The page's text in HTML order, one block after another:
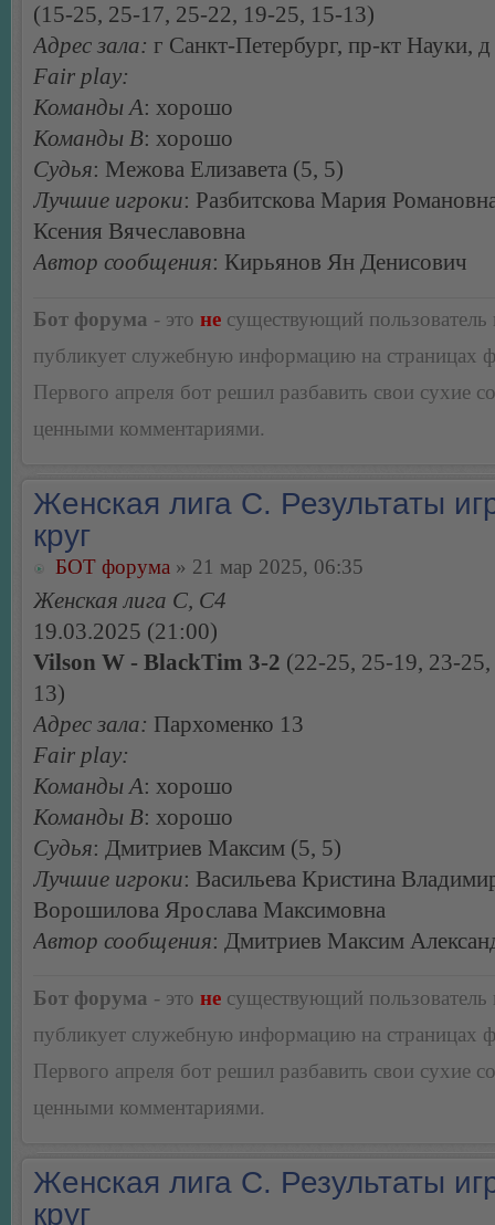
(15-25, 25-17, 25-22, 19-25, 15-13)
Адрес зала: г Санкт-Петербург, пр-кт Науки,
Fair play:
Команды А: хорошо
Команды В: хорошо
Судья: Межова Елизавета (5, 5)
Лучшие игроки: Разбитскова Мария
Ксения Вячеславовна
Автор сообщения: Кирьянов Ян Денисович
Бот форума - это не существующий пользователь
публикует служебную информацию на страницах
Первого апреля бот решил разбавить свои сухие
ценными комментариями.
Женская лига С. Результаты
круг
БОТ форума » 21 мар 2025, 06:35
Женская лига С, С4
19.03.2025 (21:00)
Vilson W - BlackTim 3-2 (22-25, 25-19, 23-
13)
Адрес зала: Пархоменко 13
Fair play:
Команды А: хорошо
Команды В: хорошо
Судья: Дмитриев Максим (5, 5)
Лучшие игроки: Васильева Кристина
Ворошилова Ярослава Максимовна
Автор сообщения: Дмитриев Максим
Бот форума - это не существующий пользователь
публикует служебную информацию на страницах
Первого апреля бот решил разбавить свои сухие
ценными комментариями.
Женская лига С. Результаты
круг